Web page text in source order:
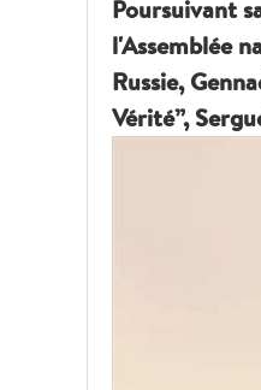
Poursuivant
l'Assemblée
Russie,
Vérité”,